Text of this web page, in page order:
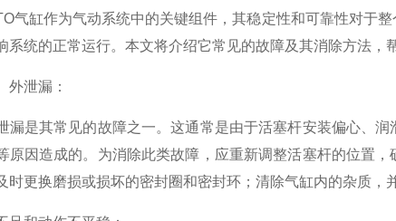
缸作为气动系统中的关键组件，其稳定性和可靠性对于整
系统的正常运行。本文将介绍它常见的故障及其消除方法，
泄漏：
是其常见的故障之一。这通常是由于活塞杆安装偏心、润
原因造成的。为消除此类故障，应重新调整活塞杆的位置
时更换磨损或损坏的密封圈和密封环；清除气缸内的杂质，